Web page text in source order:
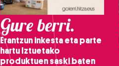
Gure berri.
Erantzun inkesta eta parte
hartu Iztuetako
produktuen saski baten